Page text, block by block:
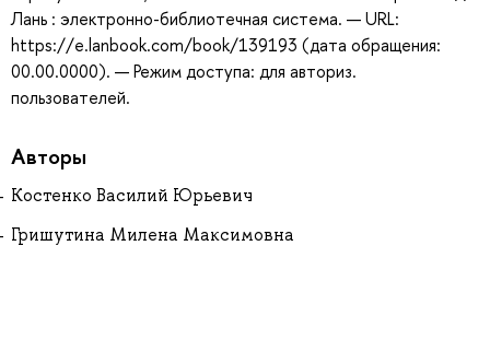
Лань : электронно-библиотечная система. — URL:
https://e.lanbook.com/book/139193 (дата обращения:
00.00.0000). — Режим доступа: для авториз.
пользователей.
Авторы
Костенко Василий Юрьевич
Гришутина Милена Максимовна